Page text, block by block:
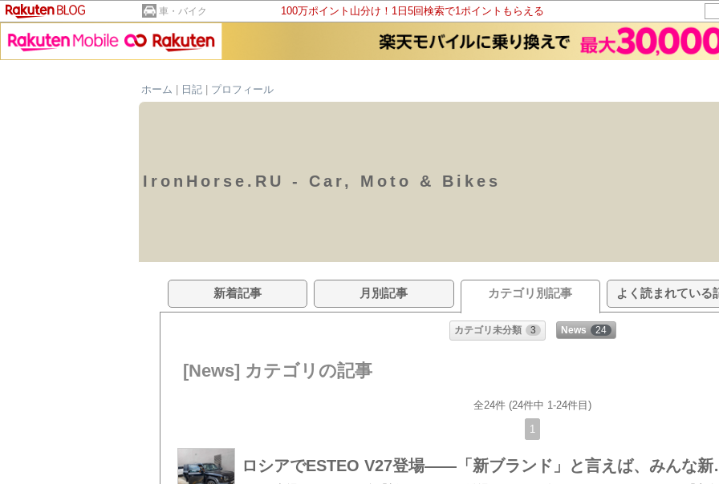
車・バイク 100万ポイント山分け！1日5回検索で1ポイントもらえる
ホーム
日記 プロフィール
IronHorse.RU - Car, Moto & Bikes
新着記事 月別記事 カテゴリ別記事 よく読まれている
カテゴリ未分類 3 News 24
[News] カテゴリの記事
全24件 (24件中 1-24件目)
1
ロシアでESTEO